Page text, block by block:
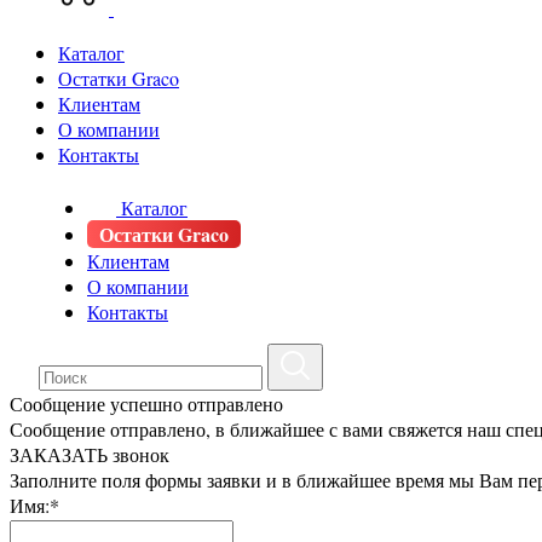
Каталог
Остатки Graco
Клиентам
О компании
Контакты
Каталог
Остатки Graco
Клиентам
О компании
Контакты
Сообщение успешно отправлено
Сообщение отправлено, в ближайшее с вами свяжется наш
ЗАКАЗАТЬ звонок
Заполните поля формы заявки и в ближайшее время мы Вам
Имя:*